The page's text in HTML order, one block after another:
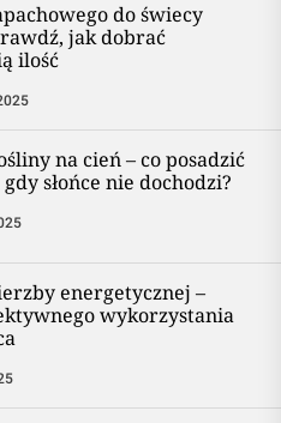
do świecy
jak dobrać
ilość
na cień – co posadzić
słońce nie dochodzi?
energetycznej –
wykorzystania